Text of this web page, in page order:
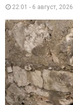
22:01 - 6 август, 2026